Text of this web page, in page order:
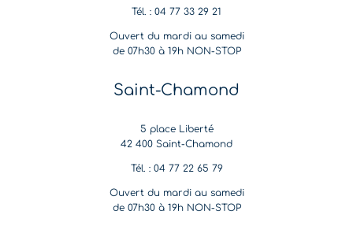
Tél. : 04 77 33 29 21
Ouvert du mardi au samedi
de 07h30 à 19h NON-STOP
Saint-Chamond
5 place Liberté
42 400 Saint-Chamond
Tél. : 04 77 22 65 79
Ouvert du mardi au samedi
de 07h30 à 19h NON-STOP